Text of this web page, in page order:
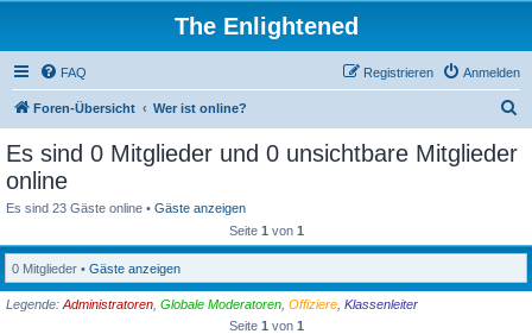
The Enlightened
FAQ Anmelden
Registrieren
Foren-Übersicht Wer ist online?
Es sind 0 Mitglieder und 0 unsichtbare Mitglieder
online
Es sind 23 Gäste online • Gäste anzeigen
Seite 1 von 1
0 Mitglieder • Gäste anzeigen
Legende: Administratoren Globale Moderatoren Offiziere Klassenleiter
Seite 1 von 1